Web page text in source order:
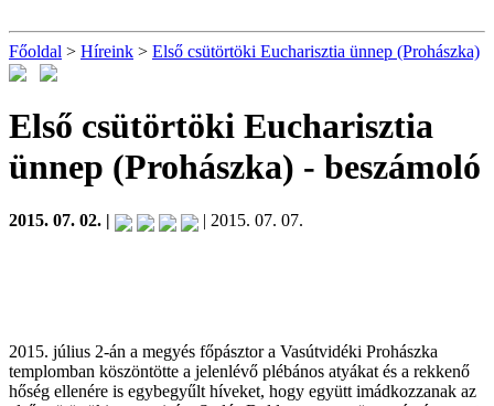
Főoldal > Híreink > Első csütörtöki Eucharisztia ünnep (Prohászka)
Első csütörtöki Eucharisztia
ünnep (Prohászka) - beszámoló
2015. 07. 02. | | 2015. 07. 07.
2015. július 2-án a megyés főpásztor a Vasútvidéki Prohászka
templomban köszöntötte a jelenlévő plébános atyákat és a rekkenő
hőség ellenére is egybegyűlt híveket, hogy együtt imádkozzanak az